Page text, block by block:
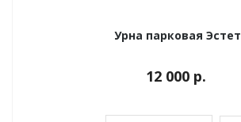
Урна парковая Эстет
12 000 р.